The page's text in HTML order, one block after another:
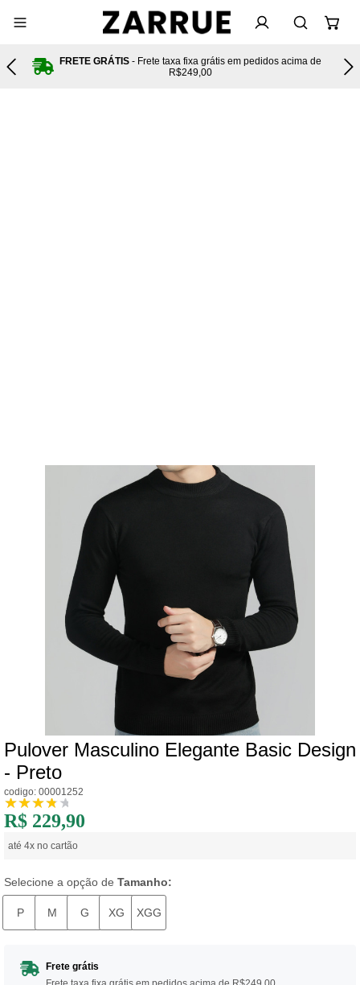
FRETE GRÁTIS - Frete taxa fixa grátis em pedidos acima de
R$249,00
Pulover Masculino Elegante Basic Design
- Preto
codigo: 00001252
R$ 229,90
até 4x no cartão
Selecione a opção de Tamanho:
P M G XG XGG
Frete grátis